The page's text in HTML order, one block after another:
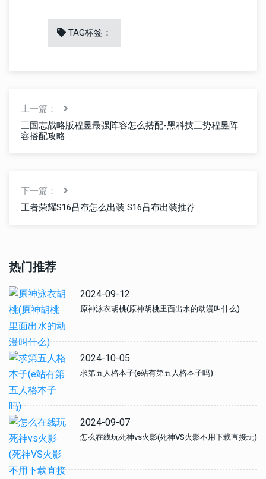
TAG标签：
上一篇：
三国志战略版程昱最强阵容怎么搭配-黑科技三势程昱阵
容搭配攻略
下一篇：
王者荣耀S16吕布怎么出装 S16吕布出装推荐
热门推荐
2024-09-12
原神泳衣胡桃(原神胡桃里面出水的动漫叫什么)
2024-10-05
求第五人格本子(e站有第五人格本子吗)
2024-09-07
怎么在线玩死神vs火影(死神VS火影不用下载直接玩)